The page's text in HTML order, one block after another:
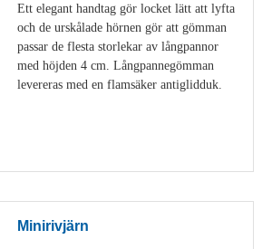
Ett elegant handtag gör locket lätt att lyfta
och de urskålade hörnen gör att gömman
passar de flesta storlekar av långpannor
med höjden 4 cm. Långpannegömman
levereras med en flamsäker antiglidduk.
Minirivjärn